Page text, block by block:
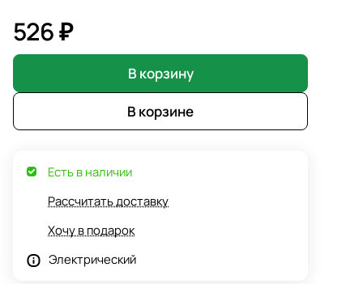
526 ₽
В корзину
В корзине
Есть в наличии
Рассчитать доставку
Хочу в подарок
Электрический